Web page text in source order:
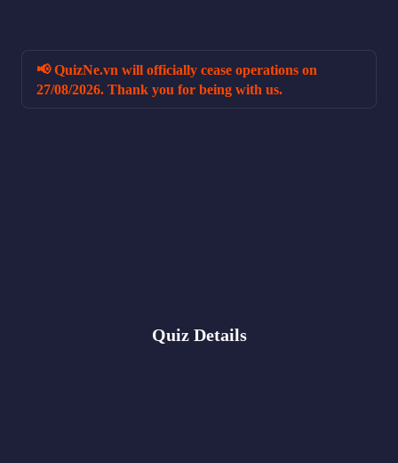
📢QuizNe.vn will officially cease operations on
27/08/2026. Thank you for being with us.
Quiz Details